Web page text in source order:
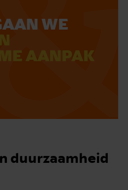
WE
AANPAK
duurzaamheid